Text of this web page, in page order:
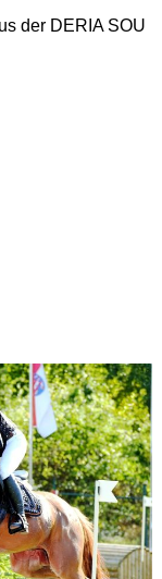
der DERIA SOU